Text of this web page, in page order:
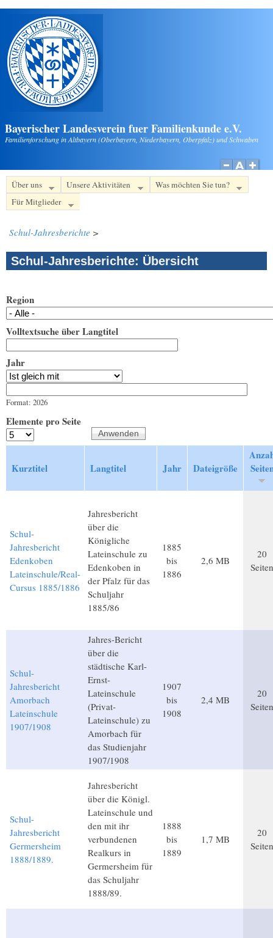
Direkt zum Inhalt
Bayerischer Landesverein fuer Familienkunde e.V.
Familienforschung in Altbayern (Oberbayern, Niederbayern, Oberpfalz) und Schwaben
Über uns Unsere Aktivitäten
Was möchten Sie tun?
Für Mitglieder
Schul-Jahresberichte >
Schul-Jahresberichte: Übersicht
Region
Volltextsuche über Langtitel
Jahr
Format: 2026
Elemente pro Seite
Kurztitel Langtitel Jahr Dateigröße
Schul-
Jahresbericht
Edenkoben
Lateinschule/Real-
Cursus 1885/1886
Jahresbericht
über die
Königliche
Lateinschule zu
Edenkoben in
der Pfalz für das
Schuljahr
1885/86
1885
bis
1886
2,6 MB
20
Seiten
Schul-
Jahresbericht
Amorbach
Lateinschule
1907/1908
Jahres-Bericht
über die
städtische Karl-
Ernst-
Lateinschule
(Privat-
Lateinschule) zu
Amorbach für
das Studienjahr
1907/1908
1907
bis
1908
2,4 MB
20
Seiten
Schul-
Jahresbericht
Germersheim
1888/1889.
Jahresbericht
über die Königl.
Lateinschule und
den mit ihr
verbundenen
Realkurs in
Germersheim für
das Schuljahr
1888/89.
1888
bis
1889
1,7 MB
20
Seiten